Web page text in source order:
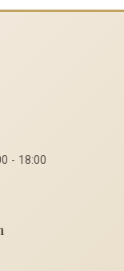
- 18:00